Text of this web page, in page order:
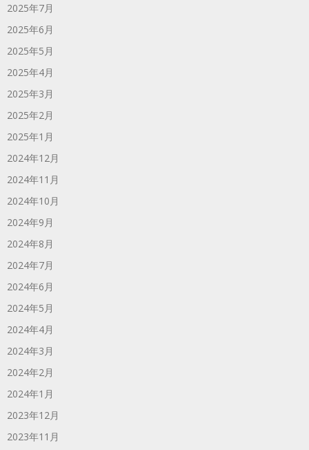
2025年7月
2025年6月
2025年5月
2025年4月
2025年3月
2025年2月
2025年1月
2024年12月
2024年11月
2024年10月
2024年9月
2024年8月
2024年7月
2024年6月
2024年5月
2024年4月
2024年3月
2024年2月
2024年1月
2023年12月
2023年11月